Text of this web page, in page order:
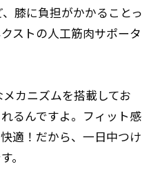
膝に負担がかかることっ
ストの人工筋肉サポータ
カニズムを搭載してお
るんですよ。フィット感
適！だから、一日中つけ
。